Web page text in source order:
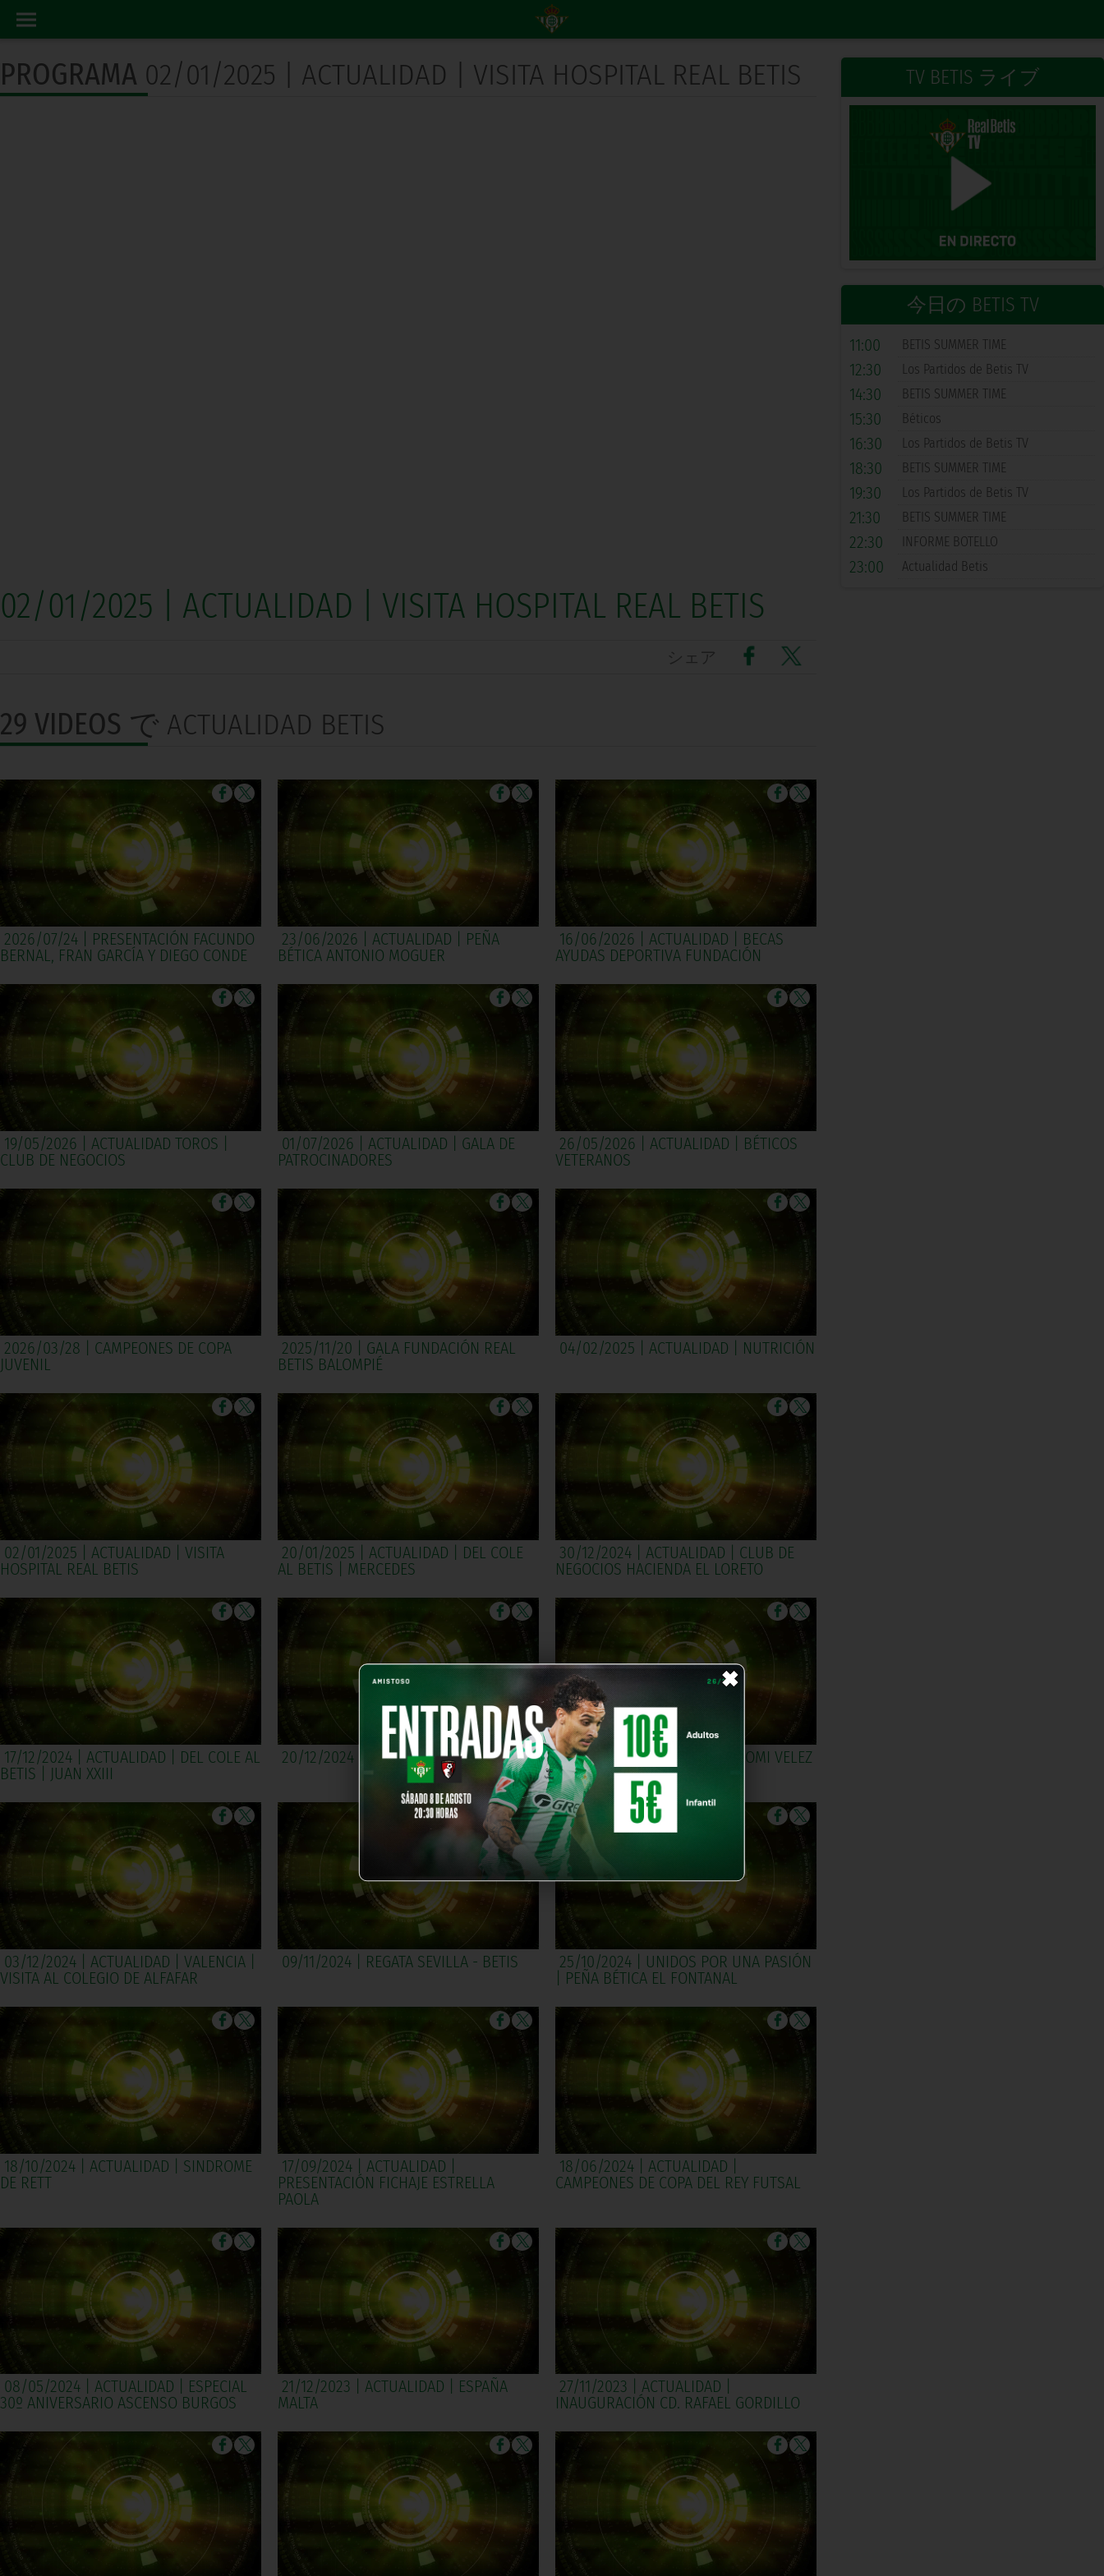
×
TV BETIS ライブ
今日の BETIS TV
11:00 BETIS SUMMER TIME
12:30 Los Partidos de Betis TV
14:30 BETIS SUMMER TIME
15:30 Béticos
16:30 Los Partidos de Betis TV
18:30 BETIS SUMMER TIME
19:30 Los Partidos de Betis TV
21:30 BETIS SUMMER TIME
22:30 INFORME BOTELLO
23:00 Actualidad Betis
PROGRAMA 02/01/2025 | ACTUALIDAD | VISITA HOSPITAL REAL BETIS
02/01/2025 | ACTUALIDAD | VISITA HOSPITAL REAL BETIS
シェア
29 VIDEOS で ACTUALIDAD BETIS
2026/07/24 | PRESENTACIÓN FACUNDO
BERNAL, FRAN GARCÍA Y DIEGO CONDE
23/06/2026 | ACTUALIDAD | PEÑA
BÉTICA ANTONIO MOGUER
16/06/2026 | ACTUALIDAD | BECAS
AYUDAS DEPORTIVA FUNDACIÓN
19/05/2026 | ACTUALIDAD TOROS |
CLUB DE NEGOCIOS
01/07/2026 | ACTUALIDAD | GALA DE
PATROCINADORES
26/05/2026 | ACTUALIDAD | BÉTICOS
VETERANOS
2026/03/28 | CAMPEONES DE COPA
JUVENIL
2025/11/20 | GALA FUNDACIÓN REAL
BETIS BALOMPIÉ
04/02/2025 | ACTUALIDAD | NUTRICIÓN
02/01/2025 | ACTUALIDAD | VISITA
HOSPITAL REAL BETIS
20/01/2025 | ACTUALIDAD | DEL COLE
AL BETIS | MERCEDES
30/12/2024 | ACTUALIDAD | CLUB DE
NEGOCIOS HACIENDA EL LORETO
17/12/2024 | ACTUALIDAD | DEL COLE AL
BETIS | JUAN XXIII
20/12/2024 | ACTUALIDAD | BETIS CARD 19/12/2024 | ACTUALIDAD | DOMI VELEZ
03/12/2024 | ACTUALIDAD | VALENCIA |
VISITA AL COLEGIO DE ALFAFAR
09/11/2024 | REGATA SEVILLA - BETIS
25/10/2024 | UNIDOS POR UNA PASIÓN
| PEÑA BÉTICA EL FONTANAL
18/10/2024 | ACTUALIDAD | SINDROME
DE RETT
17/09/2024 | ACTUALIDAD |
PRESENTACIÓN FICHAJE ESTRELLA
PAOLA
18/06/2024 | ACTUALIDAD |
CAMPEONES DE COPA DEL REY FUTSAL
08/05/2024 | ACTUALIDAD | ESPECIAL
30º ANIVERSARIO ASCENSO BURGOS
21/12/2023 | ACTUALIDAD | ESPAÑA
MALTA
27/11/2023 | ACTUALIDAD |
INAUGURACIÓN CD. RAFAEL GORDILLO